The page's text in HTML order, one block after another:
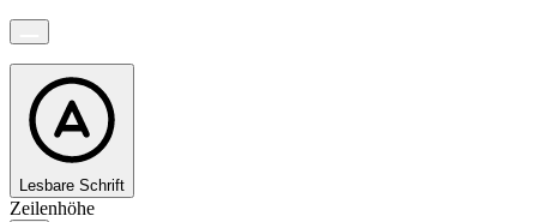
Lesbare Schrift
Zeilenhöhe